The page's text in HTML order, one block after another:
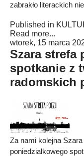
zabrakło literackich
Published in
Read more...
wtorek, 15 marca
Szara strefa
spotkanie z
radomskich
Za nami kolejna
poniedziałkowego